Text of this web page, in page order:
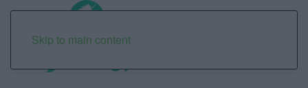
Skip to main content